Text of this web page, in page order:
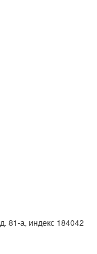
81-а, индекс 184042